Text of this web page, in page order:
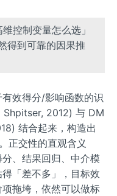
控制变量怎么选」
得到可靠的因果推
效得分/影响函数的识
2012) 与 DM
结合起来，构造出
正交性的直观含义
、结果回归、中介模
「差不多」，目标效
拖垮，依然可以做标